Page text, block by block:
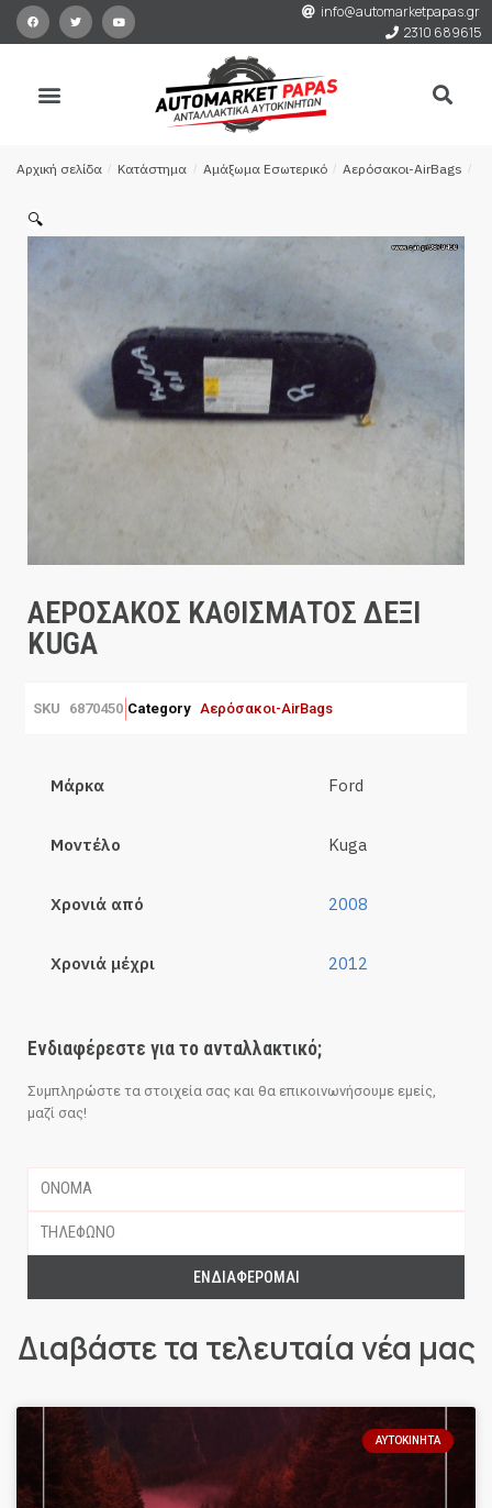
info@automarketpapas.gr
2310 689615
Αρχική σελίδα / Κατάστημα / Αμάξωμα Εσωτερικό / Αερόσακοι-AirBags /
🔍
ΑΕΡΟΣΑΚΟΣ ΚΑΘΙΣΜΑΤΟΣ ΔΕΞΙ
KUGA
SKU 6870450 Category Αερόσακοι-AirBags
Μάρκα Ford
Μοντέλο Kuga
Χρονιά από 2008
Χρονιά μέχρι 2012
Ενδιαφέρεστε για το ανταλλακτικό;
Συμπληρώστε τα στοιχεία σας και θα επικοινωνήσουμε εμείς,
μαζί σας!
ΕΝΔΙΑΦΈΡΟΜΑΙ
Διαβάστε τα τελευταία νέα μας
ΑΥΤΟΚΊΝΗΤΑ